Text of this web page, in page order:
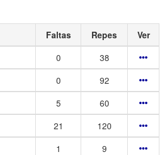
Faltas Repes
Ver
0
38
0
92
5
60
21
120
1
9